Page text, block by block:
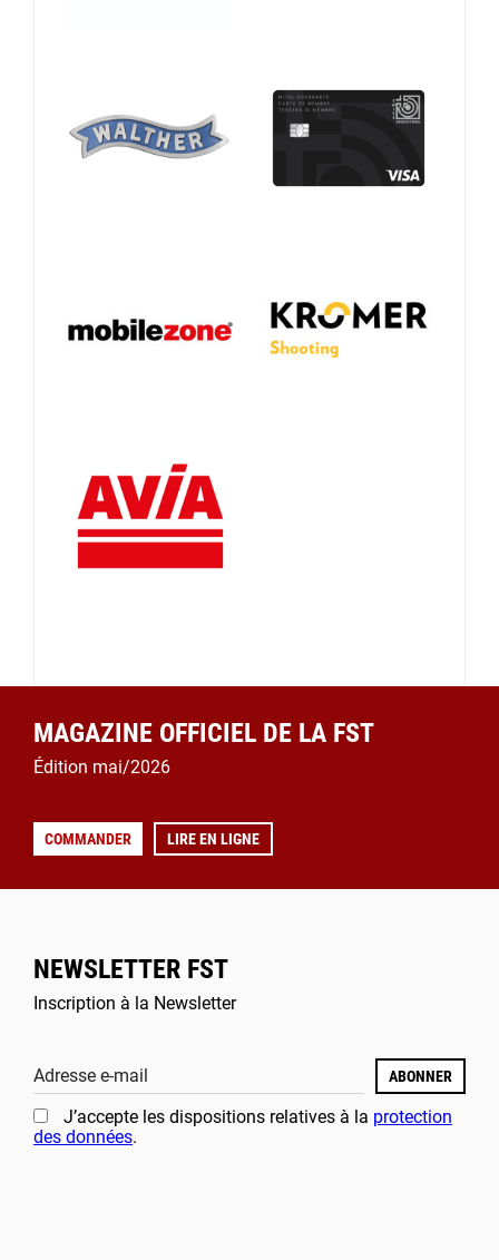
MAGAZINE OFFICIEL DE LA FST
Édition mai/2026
COMMANDER LIRE EN LIGNE
NEWSLETTER FST
Inscription à la Newsletter
Adresse e-mail ABONNER
J’accepte les dispositions relatives à la protection
des données.